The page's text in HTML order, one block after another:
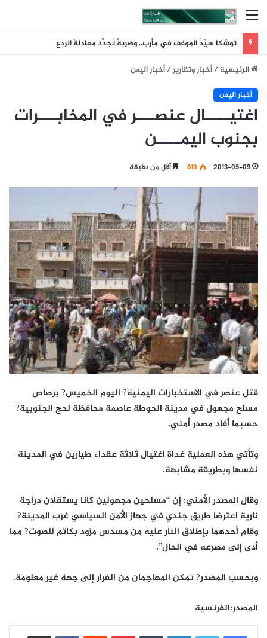
القائمة
توشكا سيّدُ الموقف في مأرب.. وضربةٌ تُجدِّد معادلةَ الردع
الرئيسية/أخبار وتقارير/أخبار اليمن
أخبار اليمن
اغتيــــال عنصـــر في المخابـــرات
بجنوب اليمــــن
2013-05-09
610 أقل من دقيقة
قتل عنصر في الاستخبارات اليمنية? اليوم الخميس? برصاص
مسلح مجهول في مدينة الحوطة عاصمة محافظة لحج الجنوبية?
حسبما أفاد مصدر أمني.
وتأتي هذه العملية غداة اغتيال ثلاثة عقداء طيارين في المدينة
نفسها وبطريقة مشابهة.
وقال المصدر الأمني: إن “مسلحين مجهولين كانا يستقلان دراجة
نارية اعترضا طريق جندي في جهاز الأمن السياسي غرب المدينة?
وقام أحدهما بإطلاق النار عليه من مسدس مزود بكاتم للصوت? مما
أدى إلى مصرعه في الحال”.
وبحسب المصدر? تمكن المهاجمان من الفرار إلى جهة غير معلومة.
المصدر:الفرنسية